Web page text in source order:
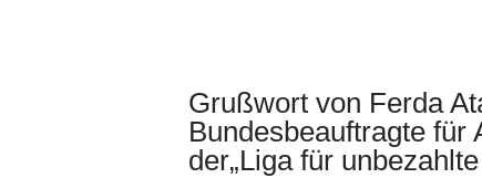
Grußwort von Ferda
Bundesbeauftragte
der„Liga für